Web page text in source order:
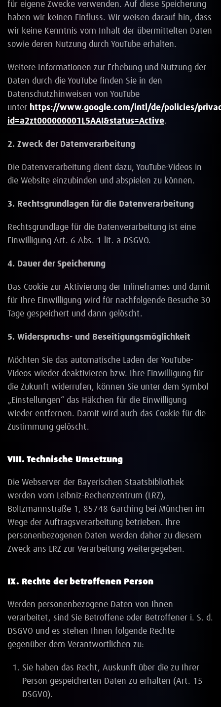
für eigene Zwecke verwenden. Auf diese Speicherung
haben wir keinen Einfluss. Wir weisen darauf hin, dass
wir keine Kenntnis vom Inhalt der übermittelten Daten
sowie deren Nutzung durch YouTube erhalten.
Weitere Informationen zur Erhebung und Nutzung der
Daten durch die YouTube finden Sie in den
Datenschutzhinweisen von YouTube
unter https://www.google.com/intl/de/policies/
id=a2zt000000001L5AAI&status=Active.
2. Zweck der Datenverarbeitung
Die Datenverarbeitung dient dazu, YouTube-Videos in
die Website einzubinden und abspielen zu können.
3. Rechtsgrundlagen für die Datenverarbeitung
Rechtsgrundlage für die Datenverarbeitung ist eine
Einwilligung Art. 6 Abs. 1 lit. a DSGVO.
4. Dauer der Speicherung
Das Cookie zur Aktivierung der Inlineframes und damit
für Ihre Einwilligung wird für nachfolgende Besuche 30
Tage gespeichert und dann gelöscht.
5. Widerspruchs- und Beseitigungsmöglichkeit
Möchten Sie das automatische Laden der YouTube-
Videos wieder deaktivieren bzw. Ihre Einwilligung für
die Zukunft widerrufen, können Sie unter dem Symbol
„Einstellungen“ das Häkchen für die Einwilligung
wieder entfernen. Damit wird auch das Cookie für die
Zustimmung gelöscht.
VIII. Technische Umsetzung
Die Webserver der Bayerischen Staatsbibliothek
werden vom Leibniz-Rechenzentrum (LRZ),
Boltzmannstraße 1, 85748 Garching bei München im
Wege der Auftragsverarbeitung betrieben. Ihre
personenbezogenen Daten werden daher zu diesem
Zweck ans LRZ zur Verarbeitung weitergegeben.
IX. Rechte der betroffenen Person
Werden personenbezogene Daten von Ihnen
verarbeitet, sind Sie Betroffene oder Betroffener i. S. d.
DSGVO und es stehen Ihnen folgende Rechte
gegenüber dem Verantwortlichen zu:
Sie haben das Recht, Auskunft über die zu Ihrer
Person gespeicherten Daten zu erhalten (Art. 15
DSGVO).